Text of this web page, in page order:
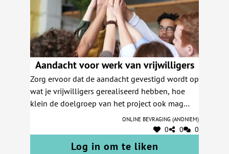
voor vrijwilligersverenigingen kunnen
wegwerken.
Aandacht voor werk van vrijwilligers
Zorg ervoor dat de aandacht gevestigd wordt op
wat je vrijwilligers gerealiseerd hebben, hoe
klein de doelgroep van het project ook mag
zijn. Elke vorm van informatie kan interesse of
Online bevraging (anoniem)
0 0 0
Log in om te liken